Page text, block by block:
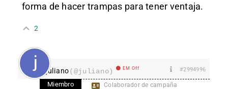
forma de hacer trampas para tener ventaja.
2
juliano(@juliano) EM Off #2994996
Miembro Colaborador de campaña